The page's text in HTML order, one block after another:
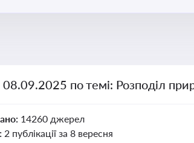
08.09.2025 по темі: Розподіл
14260 джерел
2 публікації за 8 вересня